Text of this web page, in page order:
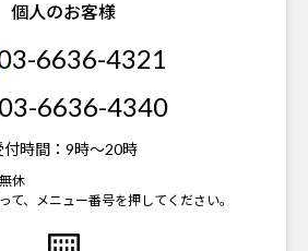
個人のお客様
6636-4321
03-6636-4340
付時間： 9時～20時
休
て、メニュー番号を押してください。